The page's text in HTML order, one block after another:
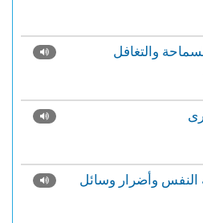
والتغافل
النفس وأضرار وسائل